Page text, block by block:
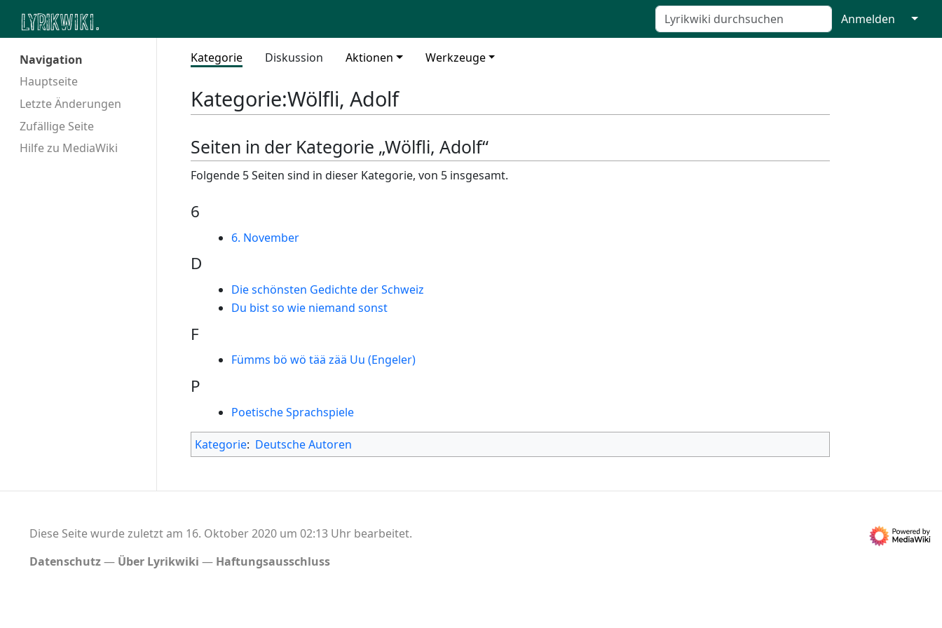
Anmelden ↓
Navigation
Hauptseite
Letzte Änderungen
Zufällige Seite
Hilfe zu MediaWiki
Kategorie Diskussion Aktionen Werkzeuge
Kategorie:Wölfli, Adolf
Seiten in der Kategorie „Wölfli, Adolf“
Folgende 5 Seiten sind in dieser Kategorie, von 5 insgesamt.
6
6. November
D
Die schönsten Gedichte der Schweiz
Du bist so wie niemand sonst
F
Fümms bö wö tää zää Uu (Engeler)
P
Poetische Sprachspiele
Kategorie: Deutsche Autoren
Diese Seite wurde zuletzt am 16. Oktober 2020 um 02:13 Uhr bearbeitet.
Datenschutz
Über Lyrikwiki Haftungsausschluss